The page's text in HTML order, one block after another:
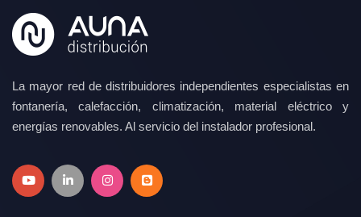
La mayor red de distribuidores independientes especialistas en
fontanería, calefacción, climatización, material eléctrico y
energías renovables. Al servicio del instalador profesional.